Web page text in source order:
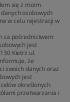
się z moim
osobowych
w celu rejestracji w
za pośrednictwem
jest
Kietrz ul.
że
swoich danych oraz
jest
określonych
przetwarzania i